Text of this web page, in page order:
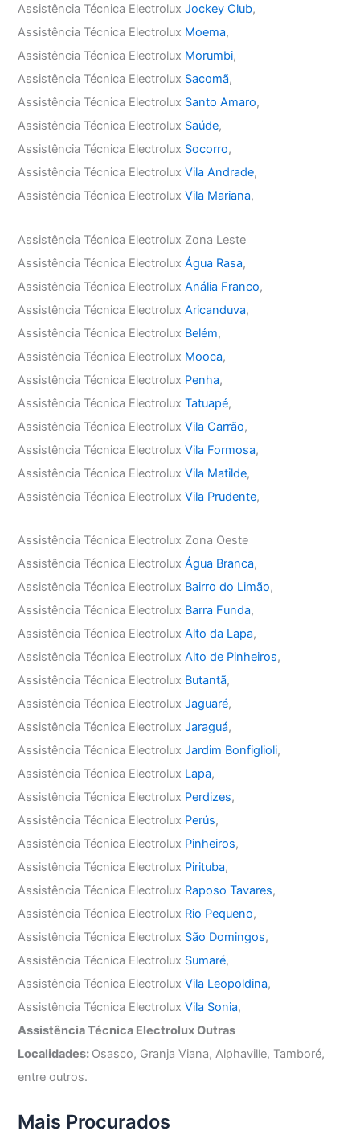
Assistência Técnica ElectroluxJockey Club,
Assistência Técnica Electrolux Moema,
Assistência Técnica Electrolux Morumbi,
Assistência Técnica Electrolux Sacomã,
Assistência Técnica Electrolux Santo Amaro,
Assistência Técnica Electrolux Saúde,
Assistência Técnica Electrolux Socorro,
Assistência Técnica ElectroluxVila Andrade,
Assistência Técnica ElectroluxVila Mariana,
Assistência Técnica Electrolux Zona Leste
Assistência Técnica ElectroluxÁgua Rasa,
Assistência Técnica ElectroluxAnália Franco,
Assistência Técnica ElectroluxAricanduva,
Assistência Técnica Electrolux Belém,
Assistência Técnica Electrolux Mooca,
Assistência Técnica Electrolux Penha,
Assistência Técnica ElectroluxTatuapé,
Assistência Técnica ElectroluxVila Carrão,
Assistência Técnica ElectroluxVila Formosa,
Assistência Técnica ElectroluxVila Matilde,
Assistência Técnica ElectroluxVila Prudente,
Assistência Técnica Electrolux Zona Oeste
Assistência Técnica ElectroluxÁgua Branca,
Assistência Técnica Electrolux Bairro do Limão,
Assistência Técnica Electrolux Barra Funda,
Assistência Técnica ElectroluxAlto da Lapa,
Assistência Técnica ElectroluxAlto de Pinheiros,
Assistência Técnica Electrolux Butantã,
Assistência Técnica ElectroluxJaguaré,
Assistência Técnica ElectroluxJaraguá,
Assistência Técnica ElectroluxJardim Bonfiglioli,
Assistência Técnica Electrolux Lapa,
Assistência Técnica Electrolux Perdizes,
Assistência Técnica Electrolux Perús,
Assistência Técnica Electrolux Pinheiros,
Assistência Técnica Electrolux Pirituba,
Assistência Técnica Electrolux Raposo Tavares,
Assistência Técnica Electrolux Rio Pequeno,
Assistência Técnica Electrolux São Domingos,
Assistência Técnica Electrolux Sumaré,
Assistência Técnica ElectroluxVila Leopoldina,
Assistência Técnica ElectroluxVila Sonia,
Assistência Técnica Electrolux Outras
Localidades: Osasco, Granja Viana, Alphaville, Tamboré,
entre outros.
Mais Procurados